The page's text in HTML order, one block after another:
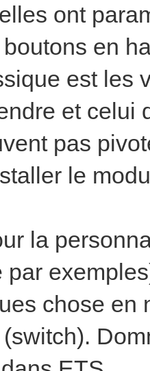
ont
en
est les
et celui
pas
le
la
par
chose en